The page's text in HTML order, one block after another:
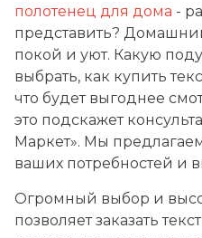
полотенец для дома -
представить?
покой и уют. Какую
выбрать, как купить
что будет выгоднее
это подскажет
Маркет». Мы
ваших потребностей и
Огромный выбор и
позволяет заказать